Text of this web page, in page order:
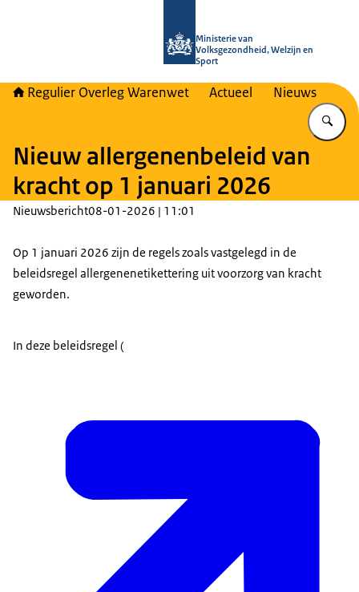
Ministerie van
Volksgezondheid, Welzijn en
Sport
Regulier Overleg Warenwet Actueel Nieuws
Nieuw allergenenbeleid van
kracht op 1 januari 2026
Nieuwsbericht08-01-2026 | 11:01
Op 1 januari 2026 zijn de regels zoals vastgelegd in de
beleidsregel allergenenetikettering uit voorzorg van kracht
geworden.
In deze beleidsregel (